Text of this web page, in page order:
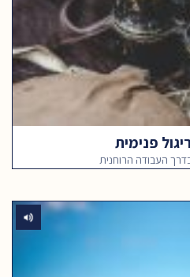
פנימית
העבודה הרוחנית